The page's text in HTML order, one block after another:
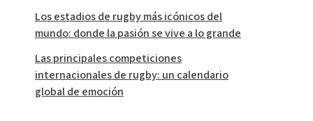
Los estadios de rugby más icónicos del
mundo: donde la pasión se vive a lo grande
Las principales competiciones
internacionales de rugby: un calendario
global de emoción